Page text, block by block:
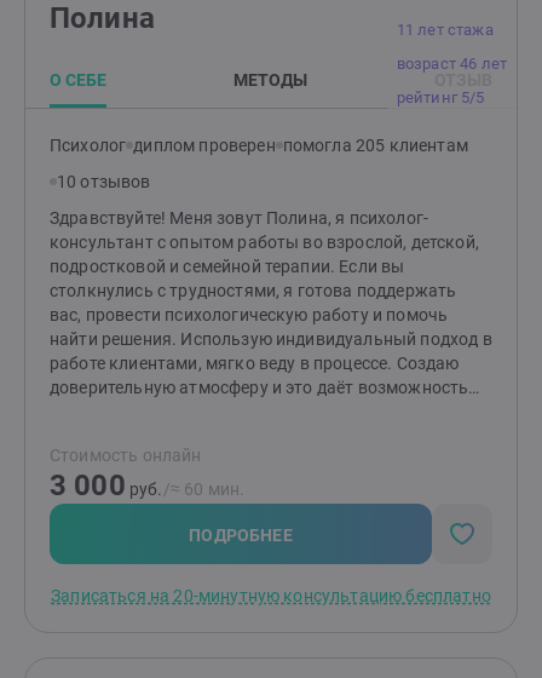
11 лет стажа
возраст 46 лет
рейтинг 5/5
Полина
О СЕБЕ МЕТОДЫ
Психолог диплом проверен помогла 205 клиентам
10 отзывов
Здравствуйте! Меня зовут Полина, я психолог-
консультант с опытом работы во взрослой, детской,
подростковой и семейной терапии. Если вы
столкнулись с трудностями, я готова поддержать
вас, провести психологическую работу и помочь
найти решения. Использую индивидуальный подход в
работе клиентами, мягко веду в процессе. Создаю
доверительную атмосферу и это даёт возможность
осознаванием, гештальт-терапия, кроме этого я
использую элементы когнитивно-поведенческой, арт-
терапии, расстановки, терапию принятия и
обязательств и другие техники и методы. Работаю в
краткосрочном подходе (до 10 консультаций), как
рамках работы над запросом мы выделяем
Стоимость онлайн
3 000 руб. /≈ 60 мин.
ПОДРОБНЕЕ
Записаться на 20-минутную консультацию бесплатно